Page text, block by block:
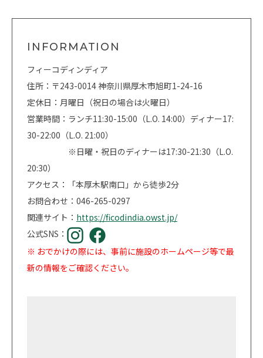
INFORMATION
フィーコディンディア
住所：〒243-0014 神奈川県厚木市旭町1-24-16
定休日：月曜日（祝日の場合は火曜日）
営業時間：ランチ11:30-15:00（L.O. 14:00）ディナー17:
30-22:00（L.O. 21:00）
※日曜・祝日のディナーは17:30-21:30（L.O.
20:30）
アクセス：「本厚木駅南口」から徒歩2分
お問合わせ：046-265-0297
関連サイト： https://ficodindia.owst.jp/
公式SNS：
※ おでかけの際には、事前に施設のホームページ等で最
新の情報をご確認ください。